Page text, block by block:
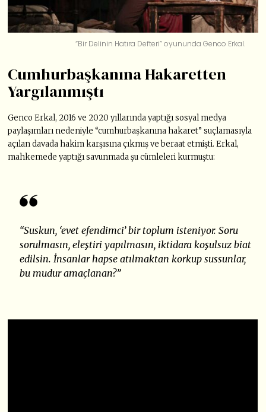
“Bir Delinin Hatıra Defteri” oyununda Genco Erkal.
Cumhurbaşkanına Hakaretten
Yargılanmıştı
Genco Erkal, 2016 ve 2020 yıllarında yaptığı sosyal medya
paylaşımları nedeniyle “cumhurbaşkanına hakaret” suçlamasıyla
açılan davada hakim karşısına çıkmış ve beraat etmişti. Erkal,
mahkemede yaptığı savunmada şu cümleleri kurmuştu:
“Suskun, ‘evet efendimci’ bir toplum isteniyor. Soru
sorulmasın, eleştiri yapılmasın, iktidara koşulsuz biat
edilsin. İnsanlar hapse atılmaktan korkup sussunlar,
bu mudur amaçlanan?”